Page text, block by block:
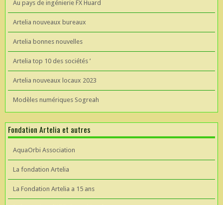
Au pays de ingénierie FX Huard
Artelia nouveaux bureaux
Artelia bonnes nouvelles
Artelia top 10 des sociétés ’
Artelia nouveaux locaux 2023
Modèles numériques Sogreah
Fondation Artelia et autres
AquaOrbi Association
La fondation Artelia
La Fondation Artelia a 15 ans